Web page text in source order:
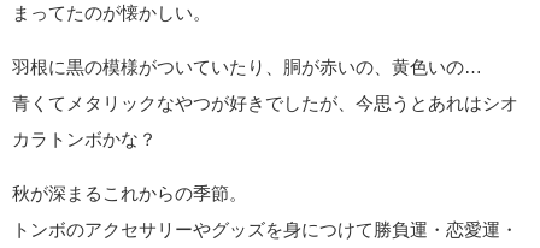
まってたのが懐かしい。
羽根に黒の模様がついていたり、胴が赤いの、黄色いの…
青くてメタリックなやつが好きでしたが、今思うとあれはシオ
カラトンボかな？
秋が深まるこれからの季節。
トンボのアクセサリーやグッズを身につけて勝負運・恋愛運・